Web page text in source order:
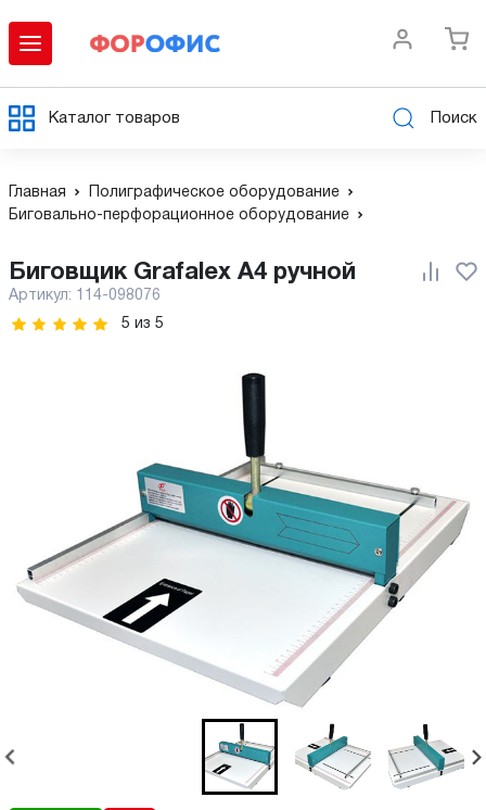
Каталог товаров Поиск
Главная
Полиграфическое оборудование
Биговально-перфорационное оборудование
Биговщик Grafalex A4 ручной
Артикул: 114-098076
5 из 5